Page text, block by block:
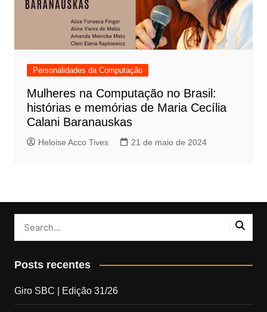
Personalidades da Computação
Mulheres na Computação no Brasil:
histórias e memórias de Maria Cecília
Calani Baranauskas
Heloise Acco Tives 21 de maio de 2024
Posts recentes
Giro SBC | Edição 31/26